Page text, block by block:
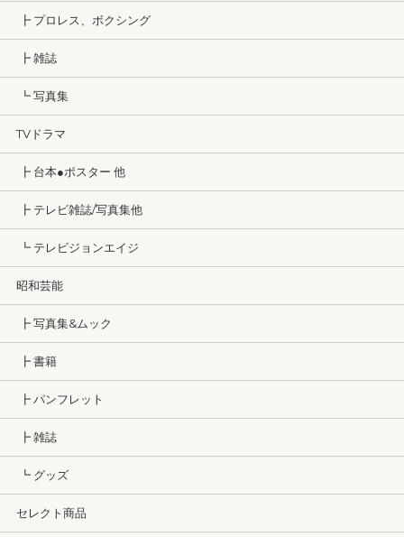
┣ プロレス、ボクシング
┣ 雑誌
┗ 写真集
TVドラマ
┣ 台本●ポスター 他
┣ テレビ雑誌/写真集他
┗ テレビジョンエイジ
昭和芸能
┣ 写真集&ムック
┣ 書籍
┣ パンフレット
┣ 雑誌
┗ グッズ
セレクト商品